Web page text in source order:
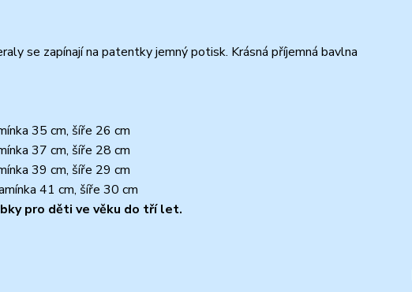
se zapínají na patentky jemný potisk. Krásná příjemná bavlna
35 cm, šíře 26 cm
37 cm, šíře 28 cm
39 cm, šíře 29 cm
41 cm, šíře 30 cm
pro děti ve věku do tří let.